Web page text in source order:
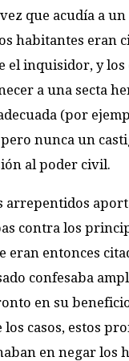
que acudía a
habitantes eran
el inquisidor, y
a una secta
(por
nunca un
al poder civil.
arrepentidos
contra los
eran entonces
confesaba
en su
los casos, estos
en negar los